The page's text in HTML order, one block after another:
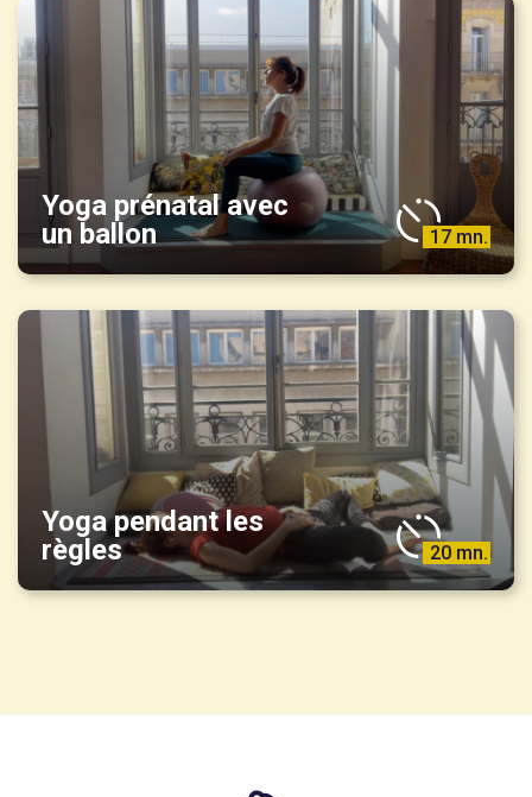
Yoga prénatal avec
un ballon
17 mn.
Yoga pendant les
règles
20 mn.